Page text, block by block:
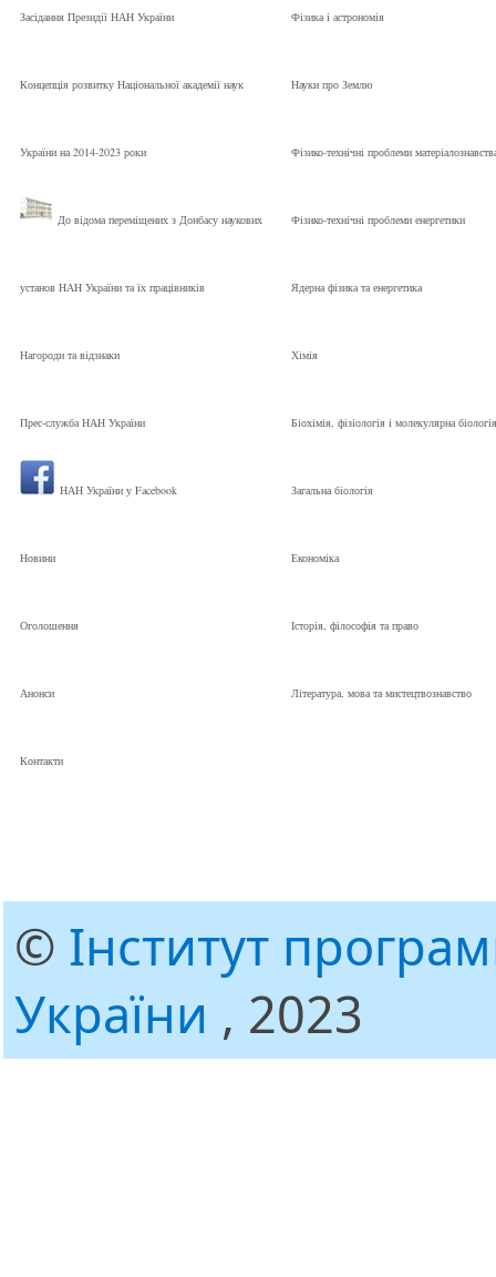
Засідання Президії НАН України
Концепція розвитку Національної академії наук
України на 2014-2023 роки
До відома переміщених з Донбасу наукових
установ НАН України та їх працівників
Нагороди та відзнаки
Прес-служба НАН України
НАН України у Facebook
Новини
Оголошення
Анонси
Контакти
Фізика і астрономія
Науки про Землю
Фізико-технічні проблеми
Фізико-технічні проблеми енергетики
Ядерна фізика та енергетика
Хімія
Біохімія, фізіологія і молекулярна біологія
Загальна біологія
Економіка
Історія, філософія та право
Література, мова та мистецтвознавство
© Інститут
України , 2023